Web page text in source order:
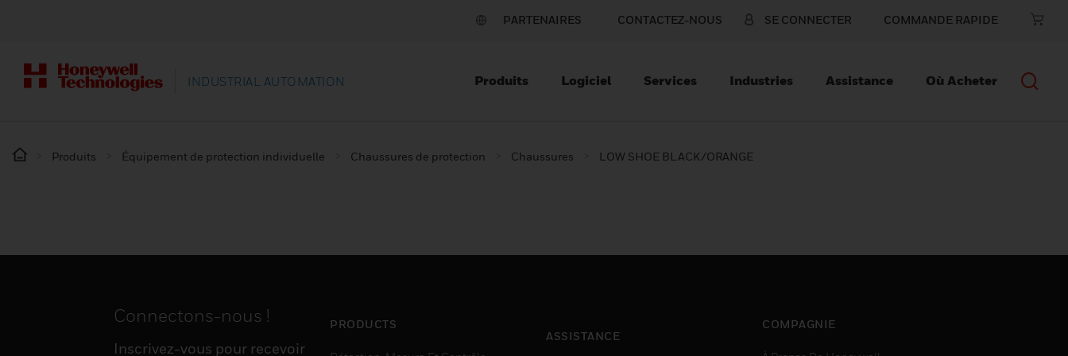
PARTENAIRES CONTACTEZ-NOUS SE CONNECTER COMMANDE RAPIDE
INDUSTRIAL AUTOMATION Produits Logiciel Services Industries Assistance Où Acheter
Produits Équipement de protection individuelle Chaussures de protection Chaussures LOW SHOE BLACK/ORANGE
Connectons-nous !
Inscrivez-vous pour recevoir
PRODUCTS
ASSISTANCE
COMPAGNIE